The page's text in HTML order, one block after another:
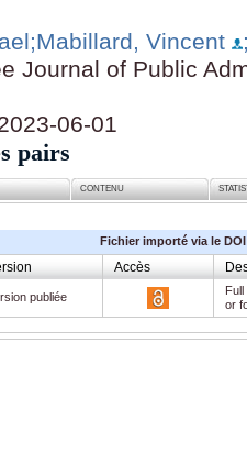
;Mabillard, Vincent
Journal of Public
06-01
pairs
CONTENU
Fichier importé via le DOI
Accès
publiée
or